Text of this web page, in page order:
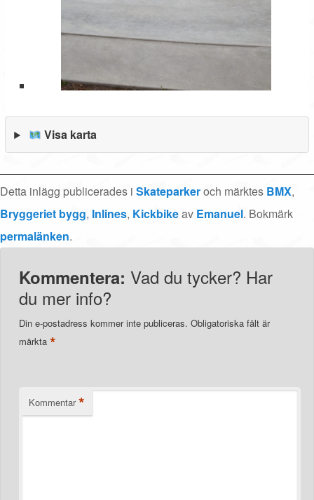
Visa karta
Detta inlägg publicerades i Skateparkeroch märktes BMX,
Bryggeriet bygg, Inlines, Kickbikeav Emanuel. Bokmärk
permalänken.
Kommentera: Vad du tycker? Har
du mer info?
Din e-postadress kommer inte publiceras. Obligatoriska fält är
märkta *
Kommentar *